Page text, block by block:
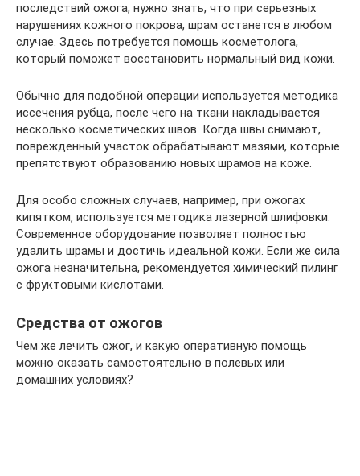
последствий ожога, нужно знать, что при серьезных
нарушениях кожного покрова, шрам останется в любом
случае. Здесь потребуется помощь косметолога,
который поможет восстановить нормальный вид кожи.
Обычно для подобной операции используется методика
иссечения рубца, после чего на ткани накладывается
несколько косметических швов. Когда швы снимают,
поврежденный участок обрабатывают мазями, которые
препятствуют образованию новых шрамов на коже.
Для особо сложных случаев, например, при ожогах
кипятком, используется методика лазерной шлифовки.
Современное оборудование позволяет полностью
удалить шрамы и достичь идеальной кожи. Если же сила
ожога незначительна, рекомендуется химический пилинг
с фруктовыми кислотами.
Средства от ожогов
Чем же лечить ожог, и какую оперативную помощь
можно оказать самостоятельно в полевых или
домашних условиях?